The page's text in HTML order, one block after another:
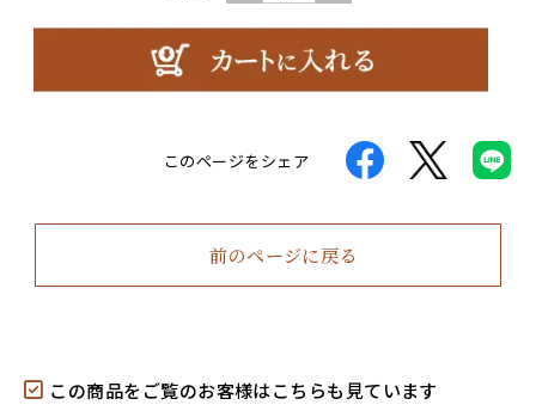
このページをシェア
前のページに戻る
この商品をご覧のお客様はこちらも見ています